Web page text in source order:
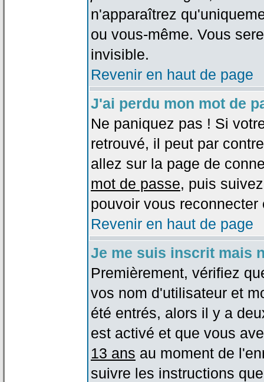
n'apparaîtrez
ou vous-même. Vous
invisible.
Revenir en haut de page
J'ai perdu mon mot de
Ne paniquez pas ! Si
retrouvé, il peut par
allez sur la page de
mot de passe, puis
pouvoir vous
Revenir en haut de page
Je me suis inscrit mais
Premièrement, vérifiez
vos nom d'utilisateur et
été entrés, alors il y a
est activé et que vous
13 ans au moment de
suivre les instructions